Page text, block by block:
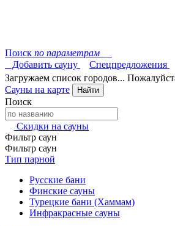
Поиск по параметрам
Добавить сауну
Спецпредложения
Загружаем список городов...
Сауны на карте
Найти
Поиск
Скидки на сауны
Фильтр саун
Фильтр саун
Тип парной
Русские бани
Финские сауны
Турецкие бани (Хаммам)
Инфракрасные сауны